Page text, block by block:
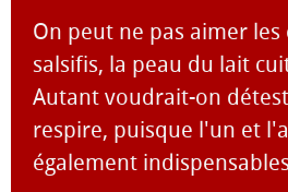
On peut ne pas aimer les
salsifis, la peau du lait
Autant voudrait-on
respire, puisque l'un et
également